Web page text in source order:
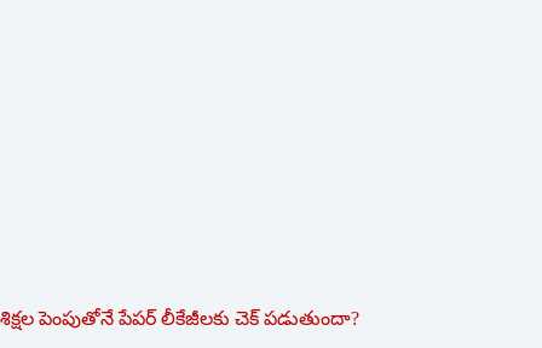
శిక్షల పెంపుతోనే పేపర్ లీకేజీలకు చెక్ పడుతుందా?